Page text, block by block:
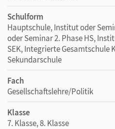
Schulform
Hauptschule, Institut oder
oder Seminar 2. Phase HS,
SEK, Integrierte Gesamtschule
Sekundarschule
Fach
Gesellschaftslehre/Politik
Klasse
7. Klasse, 8. Klasse